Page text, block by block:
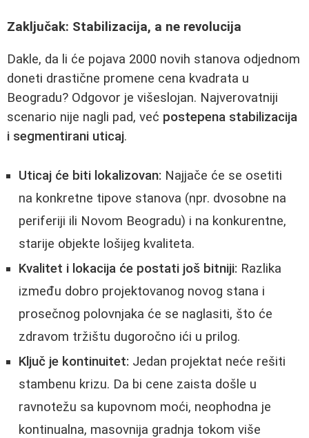
Zaključak: Stabilizacija, a ne revolucija
Dakle, da li će pojava 2000 novih stanova odjednom
doneti drastične promene cena kvadrata u
Beogradu? Odgovor je višeslojan. Najverovatniji
scenario nije nagli pad, već postepena stabilizacija
i segmentirani uticaj.
Uticaj će biti lokalizovan: Najjače će se osetiti
na konkretne tipove stanova (npr. dvosobne na
periferiji ili Novom Beogradu) i na konkurentne,
starije objekte lošijeg kvaliteta.
Kvalitet i lokacija će postati još bitniji: Razlika
između dobro projektovanog novog stana i
prosečnog polovnjaka će se naglasiti, što će
zdravom tržištu dugoročno ići u prilog.
Ključ je kontinuitet: Jedan projektat neće rešiti
stambenu krizu. Da bi cene zaista došle u
ravnotežu sa kupovnom moći, neophodna je
kontinualna, masovnija gradnja tokom više